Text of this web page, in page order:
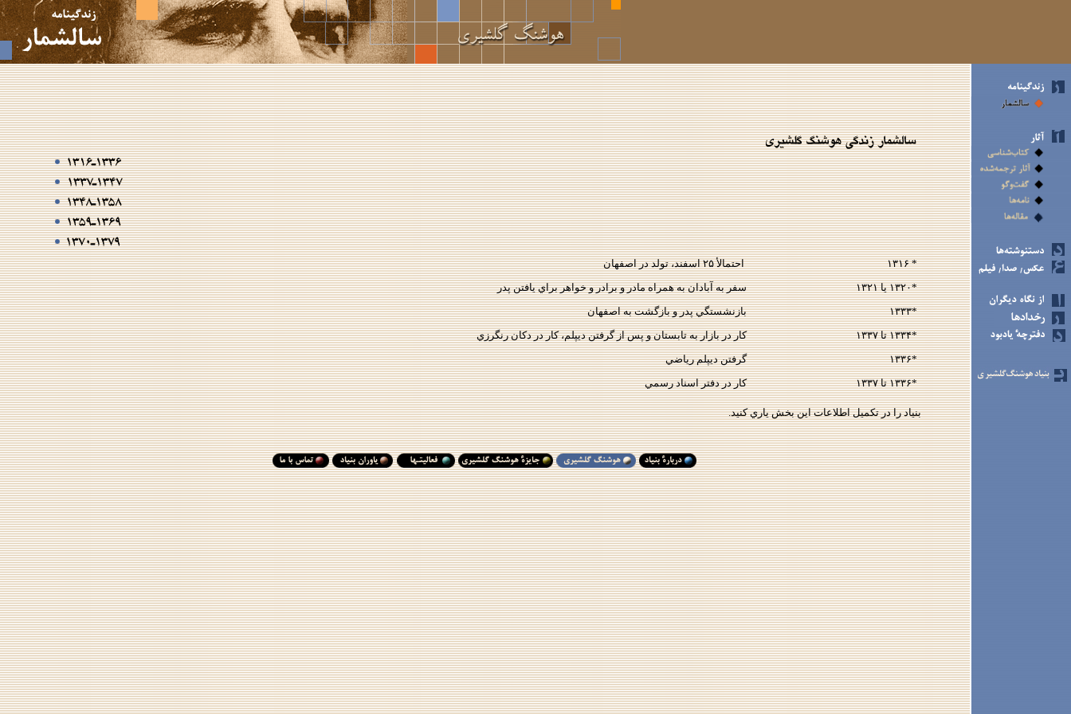
* ۱۳۱۶
احتمالأ ۲۵ اسفند، تولد در اصفهان
*۱۳۲۰ يا ۱۳۲۱
سفر به آبادان به همراه مادر و برادر و خواهر براي يافتن پدر
*۱۳۳۳
بازنشستگي پدر و بازگشت به اصفهان
*۱۳۳۴ تا ۱۳۳۷
كار در بازار به تابستان و پس از گرفتن ديپلم، كار در دكان رنگرزي
*۱۳۳۶
گرفتن ديپلم رياضي
*۱۳۳۶ تا ۱۳۳۷
كار در دفتر اسناد رسمي
بنياد را در تكميل اطلاعات اين بخش ياري كنيد.